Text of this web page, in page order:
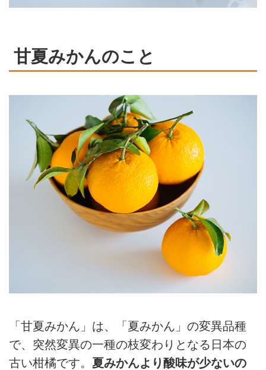
甘夏みかんのこと
「甘夏みかん」は、「夏みかん」の変異品種
で、突然変異の一種の枝変わりとなる日本の
古い柑橘です。 夏みかんより酸味が少ないの